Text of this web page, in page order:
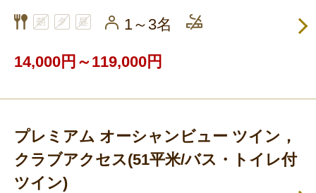
1～3名
14,000円～119,000円
プレミアム オーシャンビュー ツイン，
クラブアクセス(51平米/バス・トイレ付
ツイン)